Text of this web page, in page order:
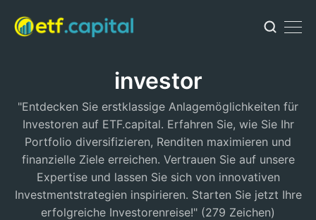
investor
"Entdecken Sie erstklassige Anlagemöglichkeiten für
Investoren auf ETF.capital. Erfahren Sie, wie Sie Ihr
Portfolio diversifizieren, Renditen maximieren und
finanzielle Ziele erreichen. Vertrauen Sie auf unsere
Expertise und lassen Sie sich von innovativen
Investmentstrategien inspirieren. Starten Sie jetzt Ihre
erfolgreiche Investorenreise!" (279 Zeichen)